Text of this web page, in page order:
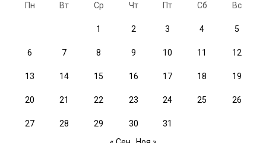
Пн Вт Ср Чт Пт Сб Вс
1 2 3 4 5
6 7 8 9 10 11 12
13 14 15 16 17 18 19
20 21 22 23 24 25 26
27 28 29 30
31